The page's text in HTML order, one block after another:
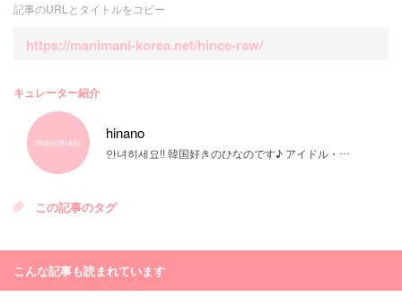
記事のURLとタイトルをコピー
https://manimani-korea.net/hince-raw/
キュレーター紹介
hinano
안녀히세요!! 韓国好きのひなのです♪ アイドル・韓国料理・ファッション・コスメなどなど♡ 幅広く発信していきます！留学経験があるので留学についても詳しく書きますね(^▽^)/
この記事のタグ
こんな記事も読まれています